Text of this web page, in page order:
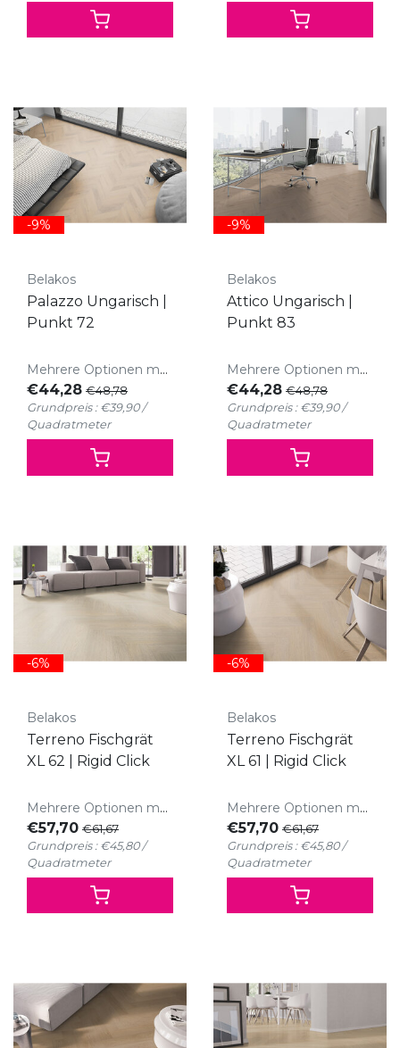
-9%
Belakos
Palazzo Ungarisch |
Punkt 72
Mehrere Optionen möglich
€44,28 €48,78
Grundpreis : €39,90 /
Quadratmeter
-9%
Belakos
Attico Ungarisch |
Punkt 83
Mehrere Optionen möglich
€44,28 €48,78
Grundpreis : €39,90 /
Quadratmeter
-6%
Belakos
Terreno Fischgrät
XL 62 | Rigid Click
Mehrere Optionen möglich
€57,70 €61,67
Grundpreis : €45,80 /
Quadratmeter
-6%
Belakos
Terreno Fischgrät
XL 61 | Rigid Click
Mehrere Optionen möglich
€57,70 €61,67
Grundpreis : €45,80 /
Quadratmeter